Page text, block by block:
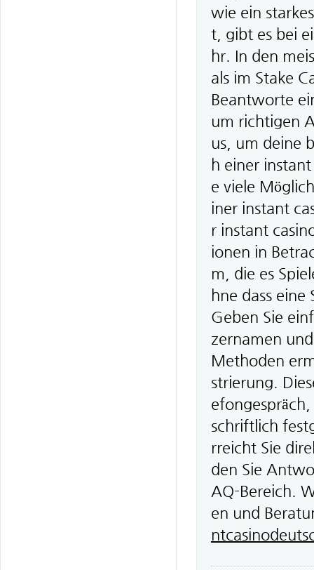
wie ein
t, gibt es bei
hr. In den
als im Stake
Beantworte
um richtigen
us, um deine
h einer
e viele
iner instant
r instant
ionen in
m, die es
hne dass
Geben Sie
zernamen
Methoden
strierung.
schriftlich
rreicht Sie
den Sie
AQ-Bereich.
en und